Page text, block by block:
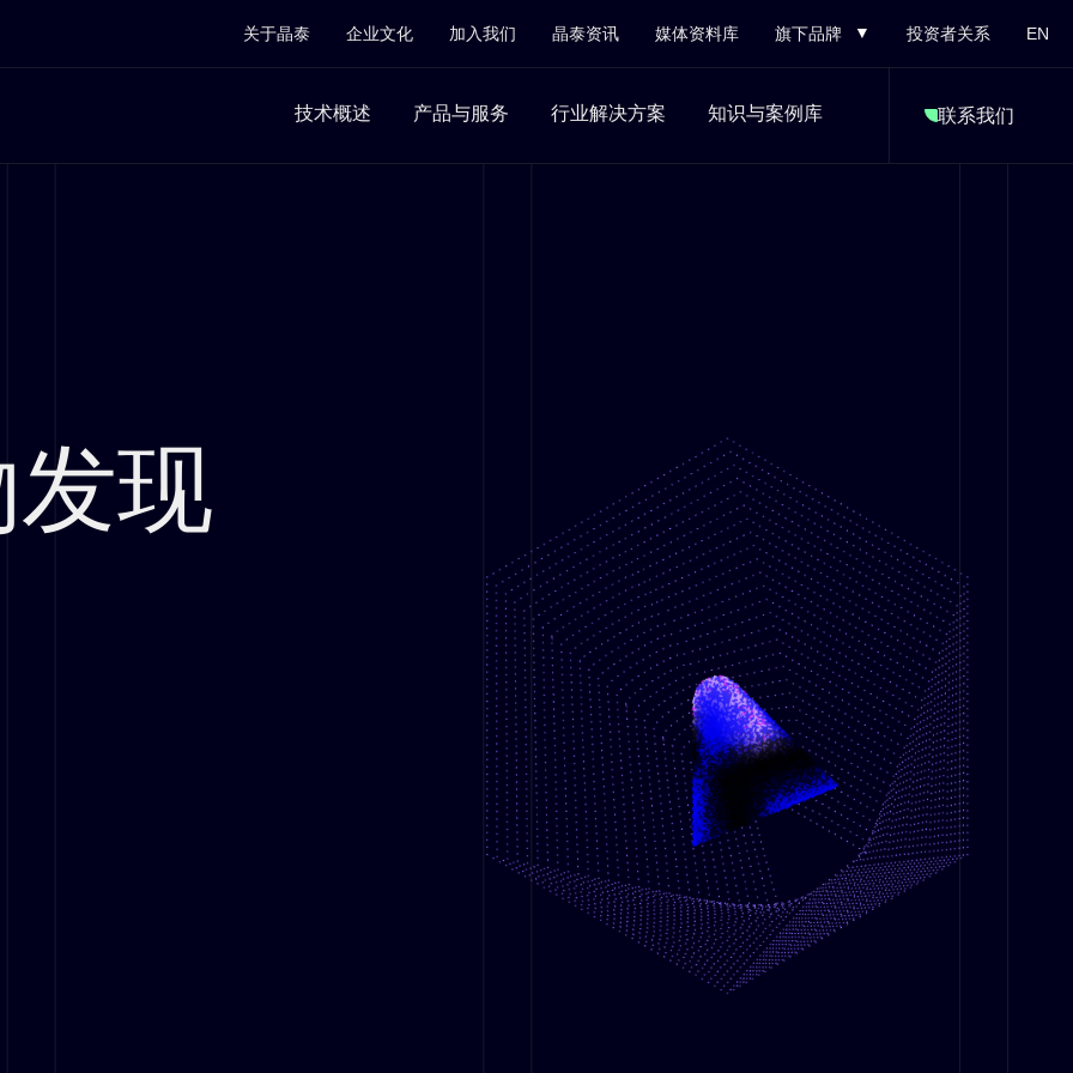
关于晶泰 企业文化 加入我们 晶泰资讯 媒体资料库 旗下品牌 投资者关系 EN
技术概述 产品与服务 行业解决方案 知识与案例库 联系我们
现